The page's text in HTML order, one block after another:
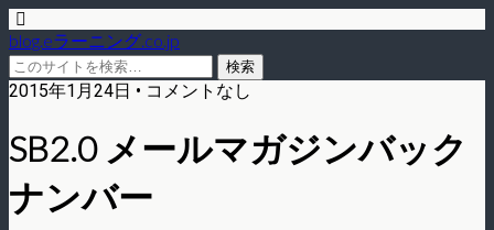
blog.eラーニング.co.jp
2015年1月24日 • コメントなし
SB2.0 メールマガジンバック
ナンバー